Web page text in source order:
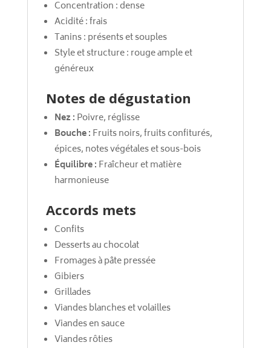
Concentration : dense
Acidité : frais
Tanins : présents et souples
Style et structure : rouge ample et
généreux
Notes de dégustation
Nez : Poivre, réglisse
Bouche : Fruits noirs, fruits confiturés,
épices, notes végétales et sous-bois
Équilibre : Fraîcheur et matière
harmonieuse
Accords mets
Confits
Desserts au chocolat
Fromages à pâte pressée
Gibiers
Grillades
Viandes blanches et volailles
Viandes en sauce
Viandes rôties